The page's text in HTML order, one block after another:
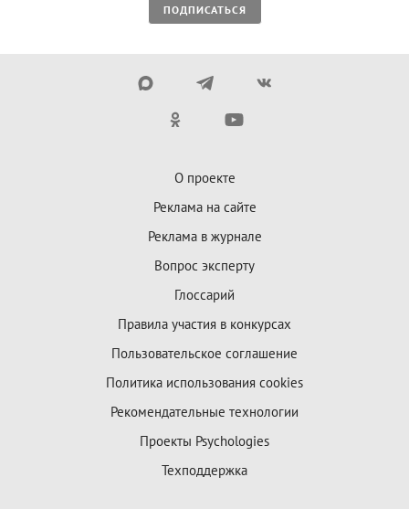
ПОДПИСАТЬСЯ
О проекте
Реклама на сайте
Реклама в журнале
Вопрос эксперту
Глоссарий
Правила участия в конкурсах
Пользовательское соглашение
Политика использования cookies
Рекомендательные технологии
Проекты Psychologies
Техподдержка